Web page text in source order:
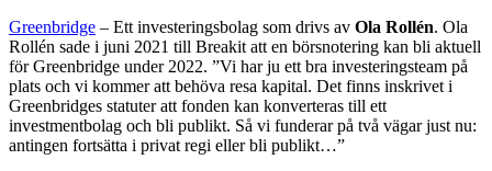
Greenbridge – Ett investeringsbolag som drivs av Ola Rollén. Ola
Rollén sade i juni 2021 till Breakit att en börsnotering kan bli aktuell
för Greenbridge under 2022. ”Vi har ju ett bra investeringsteam på
plats och vi kommer att behöva resa kapital. Det finns inskrivet i
Greenbridges statuter att fonden kan konverteras till ett
investmentbolag och bli publikt. Så vi funderar på två vägar just nu:
antingen fortsätta i privat regi eller bli publikt…”